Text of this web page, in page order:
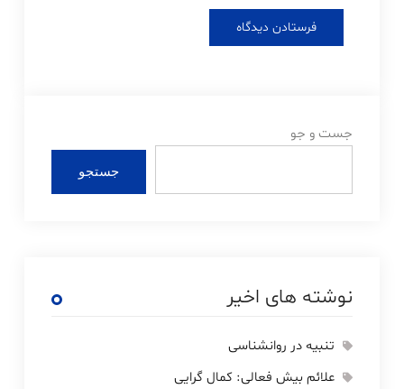
جست و جو
جستجو
نوشته های اخیر
تنبیه در روانشناسی
علائم بیش فعالی: کمال گرایی